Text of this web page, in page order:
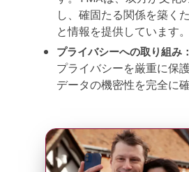
し、確固たる関係を築く
と情報を提供しています。
プライバシーへの取り組み：
プライバシーを厳重に保
データの機密性を完全に